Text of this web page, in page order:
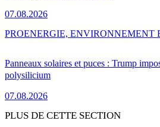
07.08.2026
Panneaux solaires et puces : Trump
polysilicium
07.08.2026
PROENERGIE, ENVIRONNEMENT
PLUS DE CETTE SECTION